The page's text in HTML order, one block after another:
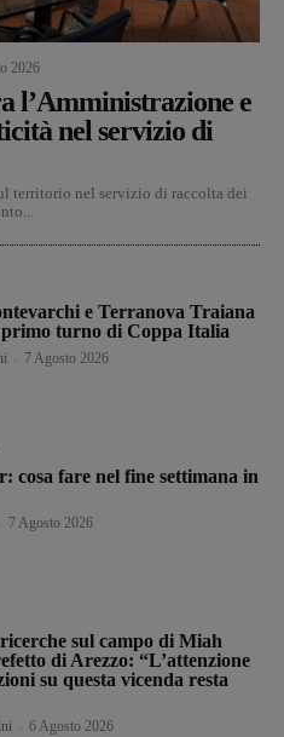
2026
l’Amministrazione e
nel servizio di
territorio nel servizio di raccolta dei
e Terranova Traiana
turno di Coppa Italia
7 Agosto 2026
cosa fare nel fine settimana in
7 Agosto 2026
ricerche sul campo di Miah
di Arezzo: “L’attenzione
su questa vicenda resta
6 Agosto 2026